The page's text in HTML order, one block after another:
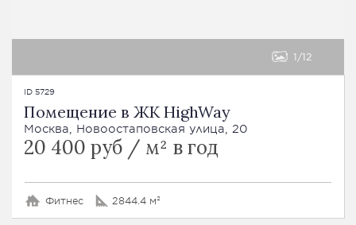
1 12
ID 5729
Помещение в ЖК HighWay
Москва, Новоостаповская улица, 20
20 400 руб / м² в год
Фитнес 2844.4 м²